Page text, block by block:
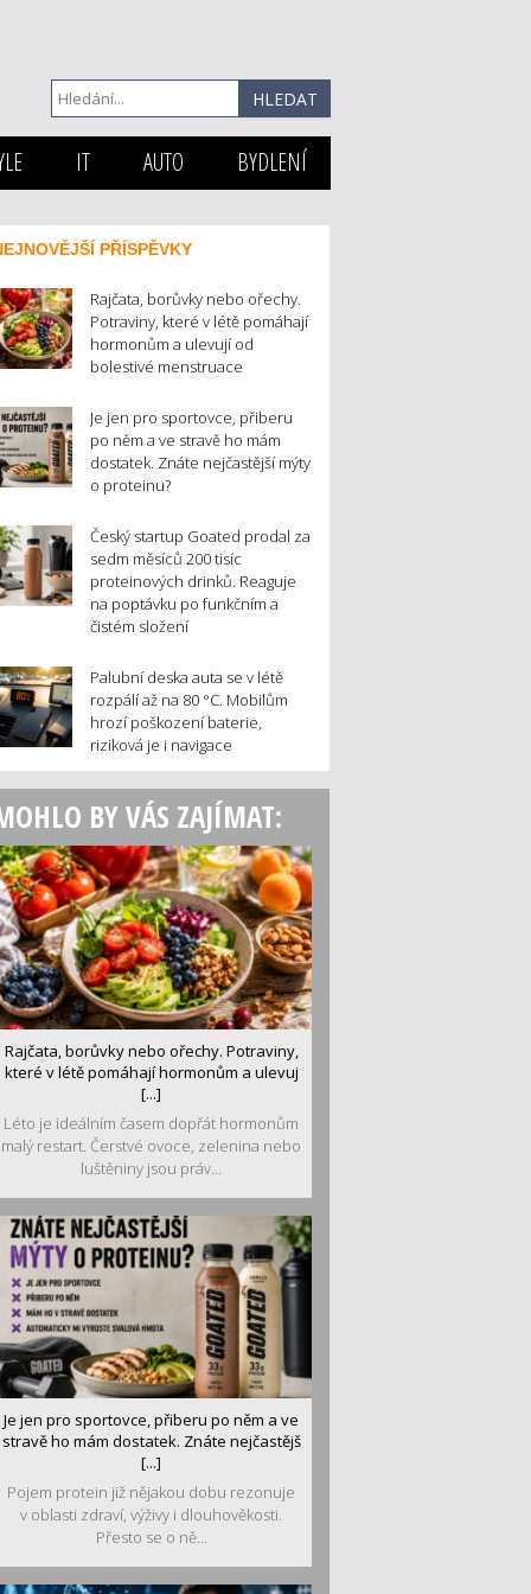
IT AUTO BYDLENÍ
PŘÍSPĚVKY
Rajčata, borůvky nebo ořechy.
Potraviny, které v létě pomáhají
hormonům a ulevují od
bolestivé menstruace
Je jen pro sportovce, přiberu
po něm a ve stravě ho mám
dostatek. Znáte nejčastější mýty
o proteinu?
Český startup Goated prodal za
sedm měsíců 200 tisíc
proteinových drinků. Reaguje
na poptávku po funkčním a
čistém složení
Palubní deska auta se v létě
rozpálí až na 80 °C. Mobilům
hrozí poškození baterie,
riziková je i navigace
BY VÁS ZAJÍMAT:
Rajčata, borůvky nebo ořechy. Potraviny,
které v létě pomáhají hormonům a ulevuj
[...]
Léto je ideálním časem dopřát hormonům
malý restart. Čerstvé ovoce, zelenina nebo
luštěniny jsou práv...
Je jen pro sportovce, přiberu po něm a ve
stravě ho mám dostatek. Znáte nejčastějš
[...]
Pojem protein již nějakou dobu rezonuje
v oblasti zdraví, výživy i dlouhověkosti.
Přesto se o ně...